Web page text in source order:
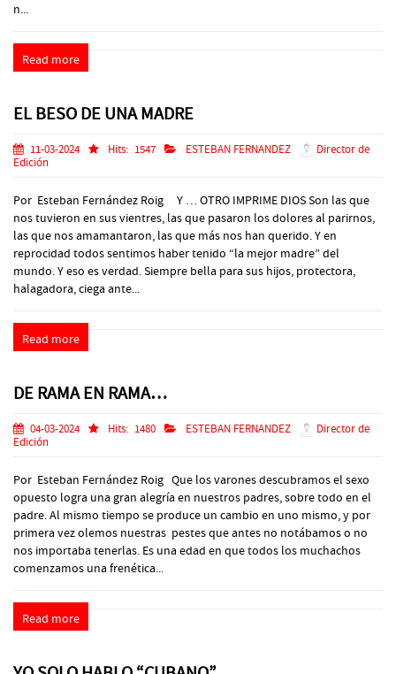
n...
Read more
EL BESO DE UNA MADRE
11-03-2024 Hits: 1547 ESTEBAN FERNANDEZ
Director de
Edición
Por Esteban Fernández Roig Y … OTRO IMPRIME DIOS Son las que
nos tuvieron en sus vientres, las que pasaron los dolores al parirnos,
las que nos amamantaron, las que más nos han querido. Y en
reprocidad todos sentimos haber tenido “la mejor madre” del
mundo. Y eso es verdad. Siempre bella para sus hijos, protectora,
halagadora, ciega ante...
Read more
DE RAMA EN RAMA…
04-03-2024 Hits: 1480 ESTEBAN FERNANDEZ
Director de
Edición
Por Esteban Fernández Roig Que los varones descubramos el sexo
opuesto logra una gran alegría en nuestros padres, sobre todo en el
padre. Al mismo tiempo se produce un cambio en uno mismo, y por
primera vez olemos nuestras pestes que antes no notábamos o no
nos importaba tenerlas. Es una edad en que todos los muchachos
comenzamos una frenética...
Read more